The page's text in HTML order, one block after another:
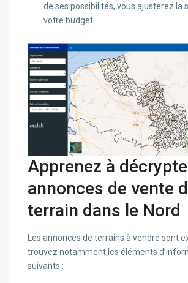
de ses possibilités, vous ajusterez la
votre budget…
Apprenez à
annonces de vente
terrain dans le Nord
Les annonces de terrains à vendre sont
trouvez notamment les éléments
suivants :